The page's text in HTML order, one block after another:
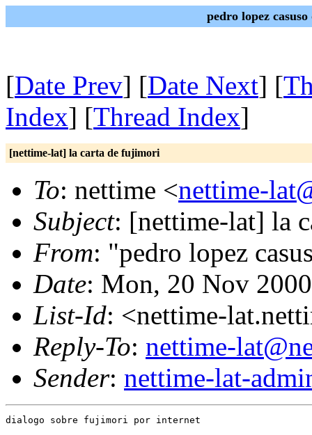
pedro lopez
[Date Prev] [Date Next] [
Index] [Thread Index]
[nettime-lat] la carta de fujimori
To: nettime <nettime-
Subject: [nettime-lat] la
From: "pedro lopez
Date: Mon, 20 Nov
List-Id: <nettime-
Reply-To: nettime-
Sender: nettime-lat-
dialogo sobre fujimori por internet